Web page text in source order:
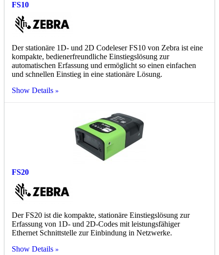
FS10
Der stationäre 1D- und 2D Codeleser FS10 von Zebra ist eine
kompakte, bedienerfreundliche Einstiegslösung zur
automatischen Erfassung und ermöglicht so einen einfachen
und schnellen Einstieg in eine stationäre Lösung.
Show Details
FS20
Der FS20 ist die kompakte, stationäre Einstiegslösung zur
Erfassung von 1D- und 2D-Codes mit leistungsfähiger
Ethernet Schnittstelle zur Einbindung in Netzwerke.
Show Details